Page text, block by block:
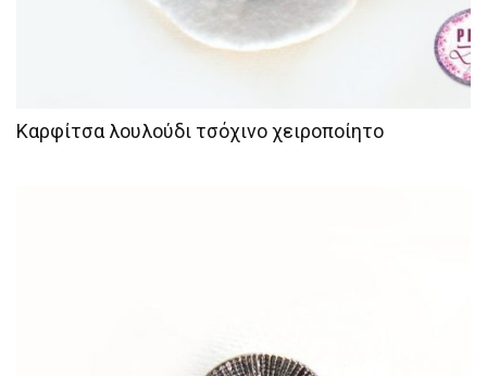
Καρφίτσα λουλούδι τσόχινο χειροποίητο